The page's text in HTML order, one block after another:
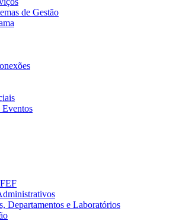
de Gestão
Departamentos e Laboratórios